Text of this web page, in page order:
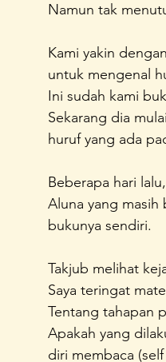
Regenerasi Ibu Profesional
Festival Perempuan Pemimpin
Namun tak
Kami yakin
untuk mengenal
Ini sudah kami
Sekarang dia
huruf yang ada
Beberapa hari
Aluna yang
bukunya sendiri.
Takjub melihat
Saya teringat
Tentang tahapan
Apakah yang
diri membaca